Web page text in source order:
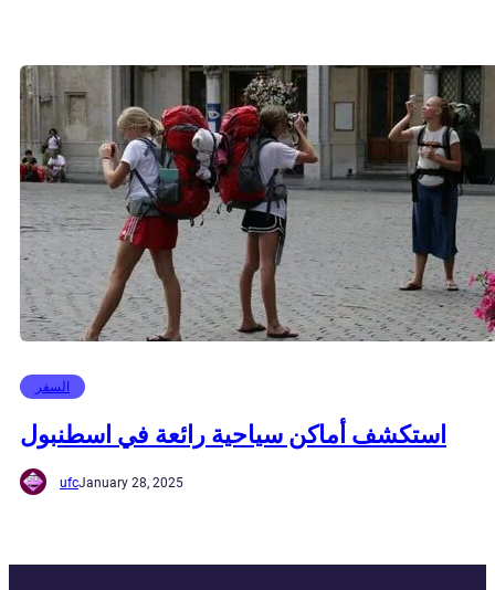
السفر
استكشف أماكن سياحية رائعة في اسطنبول
ufcJanuary 28, 2025